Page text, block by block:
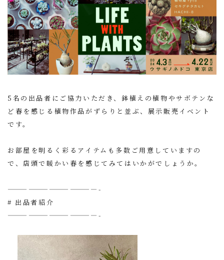
5名の出品者にご協力いただき、鉢植えの植物やサボテンな
ど春を感じる植物作品がずらりと並ぶ、展示販売イベント
です。
お部屋を明るく彩るアイテムも多数ご用意していますの
で、店頭で暖かい春を感じてみてはいかがでしょうか。
—————————————-
# 出品者紹介
—————————————-